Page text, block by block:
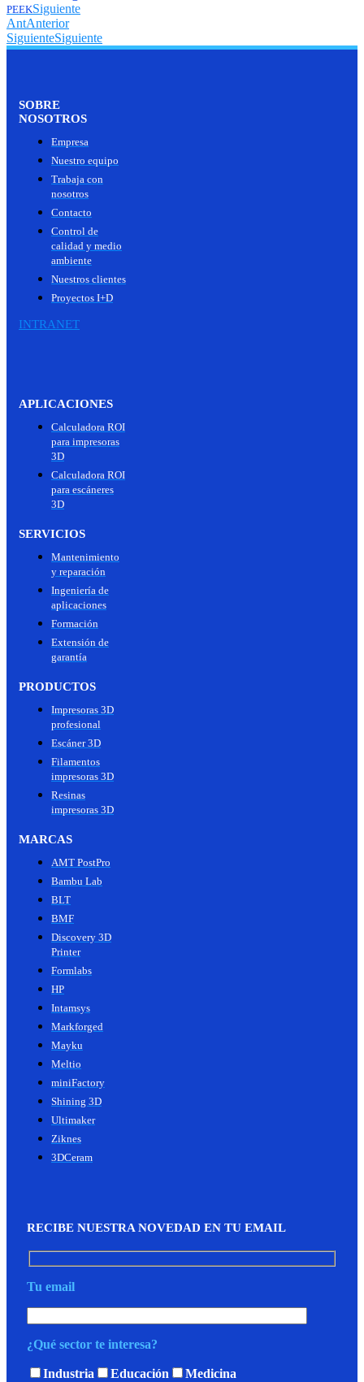
PEEKSiguiente
AntAnterior
SiguienteSiguiente
SOBRE
NOSOTROS
Empresa
Nuestro equipo
Trabaja con
nosotros
Contacto
Control de
calidad y medio
ambiente
Nuestros clientes
Proyectos I+D
INTRANET
APLICACIONES
Calculadora ROI
para impresoras
3D
Calculadora ROI
para escáneres
3D
SERVICIOS
Mantenimiento
y reparación
Ingeniería de
aplicaciones
Formación
Extensión de
garantía
PRODUCTOS
Impresoras 3D
profesional
Escáner 3D
Filamentos
impresoras 3D
Resinas
impresoras 3D
MARCAS
AMT PostPro
Bambu Lab
BLT
BMF
Discovery 3D
Printer
Formlabs
HP
Intamsys
Markforged
Mayku
Meltio
miniFactory
Shining 3D
Ultimaker
Ziknes
3DCeram
RECIBE NUESTRA NOVEDAD EN TU EMAIL
Tu email
¿Qué sector te interesa?
Industria Educación Medicina